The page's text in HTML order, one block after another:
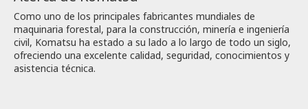
Como uno de los principales fabricantes mundiales de
maquinaria forestal, para la construcción, minería e ingeniería
civil, Komatsu ha estado a su lado a lo largo de todo un siglo,
ofreciendo una excelente calidad, seguridad, conocimientos y
asistencia técnica.